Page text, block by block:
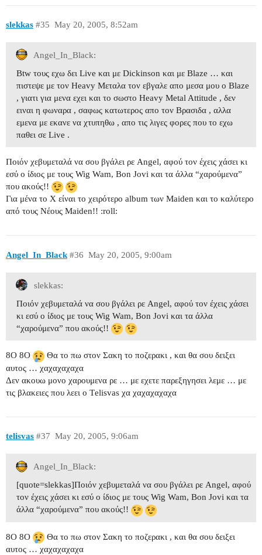
slekkas May 20, 2005, 8:52am
#35
Angel_In_Black:
Βtw τους εχω δει Live και με Dickinson και με Βlaze … και
πιστεψε με τον Heavy Mεταλα τον εβγαλε απο μεσα μου ο Blaze
, γιατι για μενα εχει και το σωστο Heavy Metal Attitude , δεν
ειναι η φωναρα , σαφως κατωτερος απο τον Bρασιδα , αλλα
εμενα με εκανε να χτυπηθω , απο τις λιγες φορες που το εχω
παθει σε Live .
Ποιόν χεβυμεταλά να σου βγάλει ρε Angel, αφού τον έχεις χάσει κι
εσύ ο ίδιος με τους Wig Wam, Bon Jovi και τα άλλα “χαρούμενα”
που ακούς!!
Για μένα το Χ είναι το χειρότερο album των Maiden και το καλύτερο
από τους Νέους Maiden!! :roll:
Angel_In_Black May 20, 2005, 9:00am
#36
slekkas:
Ποιόν χεβυμεταλά να σου βγάλει ρε Angel, αφού τον έχεις χάσει
κι εσύ ο ίδιος με τους Wig Wam, Bon Jovi και τα άλλα
“χαρούμενα” που ακούς!!
8O 8O
Θα το πω στον Σακη το ποζερακι , και θα σου δειξει
αυτος … χαχαχαχαχα
Δεν ακουω μονο χαρουμενα ρε … με εχετε παρεξηγησει λεμε … με
τις βλακειες που λεει ο Τelisvas χα χαχαχαχαχα
telisvas May 20, 2005, 9:06am
#37
Angel_In_Black:
[quote=slekkas]Ποιόν χεβυμεταλά να σου βγάλει ρε Angel, αφού
τον έχεις χάσει κι εσύ ο ίδιος με τους Wig Wam, Bon Jovi και τα
άλλα “χαρούμενα” που ακούς!!
8O 8O
Θα το πω στον Σακη το ποζερακι , και θα σου δειξει
αυτος … χαχαχαχαχα